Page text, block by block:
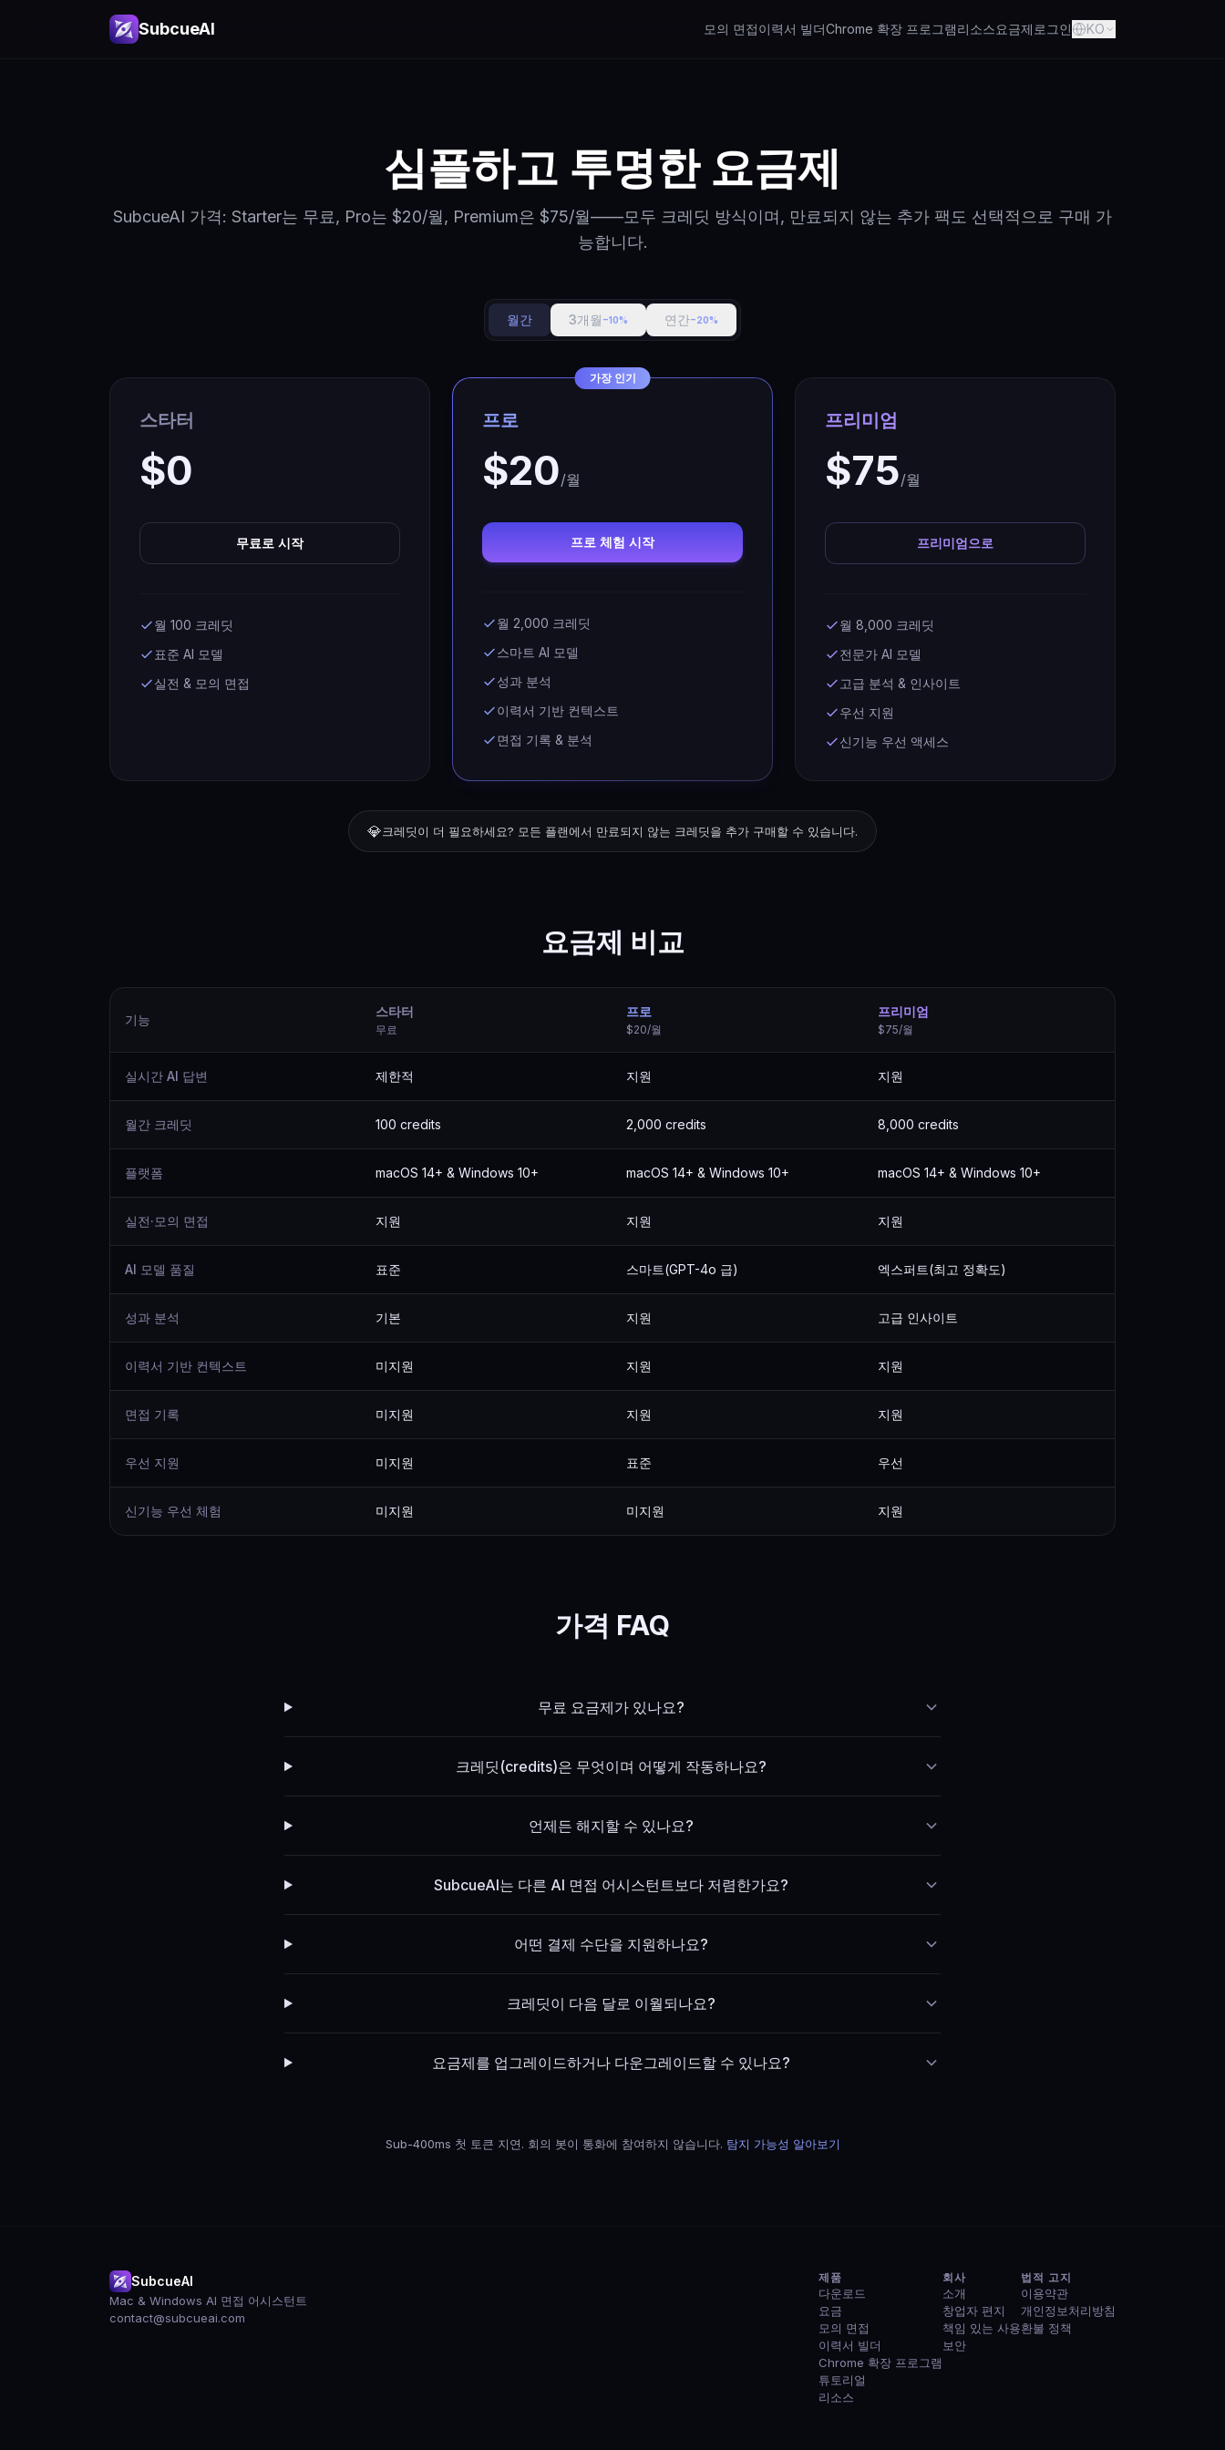
SubcueAI 모의 면접이력서 빌더Chrome 확장 프로그램리소스요금제 로그인 KO
심플하고 투명한 요금제
SubcueAI 가격: Starter는 무료, Pro는 $20/월, Premium은 $75/월——모두 크레딧 방식이며, 만료되지 않는 추가 팩도 선택적으로 구매 가
능합니다.
월간 3개월 −10% 연간−20%
스타터
$0
무료로 시작
월 100 크레딧
표준 AI 모델
실전 & 모의 면접
가장 인기
프로
$20/월
프로 체험 시작
월 2,000 크레딧
스마트 AI 모델
성과 분석
이력서 기반 컨텍스트
면접 기록 & 분석
프리미엄
$75/월
프리미엄으로
월 8,000 크레딧
전문가 AI 모델
고급 분석 & 인사이트
우선 지원
신기능 우선 액세스
💎크레딧이 더 필요하세요? 모든 플랜에서 만료되지 않는 크레딧을 추가 구매할 수 있습니다.
요금제 비교
기능
스타터
무료
프로
$20/월
프리미엄
$75/월
실시간 AI 답변 제한적 지원 지원
월간 크레딧 100 credits 2,000 credits 8,000 credits
플랫폼 macOS 14+ & Windows 10+ macOS 14+ & Windows 10+ macOS 14+ & Windows 10+
실전·모의 면접 지원 지원 지원
AI 모델 품질 표준 스마트(GPT-4o 급) 엑스퍼트(최고 정확도)
성과 분석 기본 지원 고급 인사이트
이력서 기반 컨텍스트 미지원 지원 지원
면접 기록 미지원 지원 지원
우선 지원 미지원 표준 우선
신기능 우선 체험 미지원 미지원 지원
가격 FAQ
무료 요금제가 있나요?
크레딧(credits)은 무엇이며 어떻게 작동하나요?
언제든 해지할 수 있나요?
SubcueAI는 다른 AI 면접 어시스턴트보다 저렴한가요?
어떤 결제 수단을 지원하나요?
크레딧이 다음 달로 이월되나요?
요금제를 업그레이드하거나 다운그레이드할 수 있나요?
Sub-400ms 첫 토큰 지연. 회의 봇이 통화에 참여하지 않습니다. 탐지 가능성 알아보기
SubcueAI
Mac & Windows AI 면접 어시스턴트
contact@subcueai.com
제품
다운로드
요금
모의 면접
이력서 빌더
Chrome 확장 프로그램
튜토리얼
리소스
회사
소개
창업자 편지
책임 있는 사용
보안
법적 고지
이용약관
개인정보처리방침
환불 정책